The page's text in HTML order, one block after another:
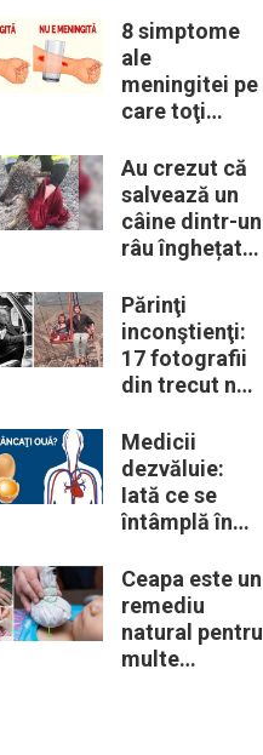
8 simptome
ale
meningitei pe
care toţi
trebui să le
cunoască
Au crezut că
salvează un
câine dintr-un
râu înghețat:
descoperă că
de fapt era un
lup
Părinţi
inconştienţi:
17 fotografii
din trecut ne
periculoase
erau unele
„obiceiuri” ale
vremii
Medicii
dezvăluie:
Iată ce se
întâmplă în
când începem
să mâncăm
câte două
ouă în fiecare
Ceapa este un
remediu
natural pentru
multe